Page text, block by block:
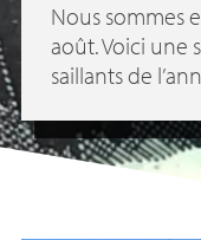
Nous sommes
août. Voici une
saillants de